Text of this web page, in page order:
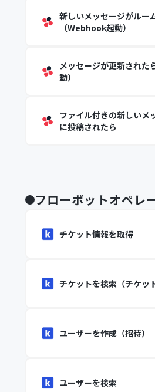
新しいメッセージがルー
（Webhook起動）
メッセージが更新され
動）
ファイル付きの新しいメ
に投稿されたら
フローボットオペレ
チケット情報を取得
チケットを検索（チケッ
ユーザーを作成（招待）
ユーザーを検索